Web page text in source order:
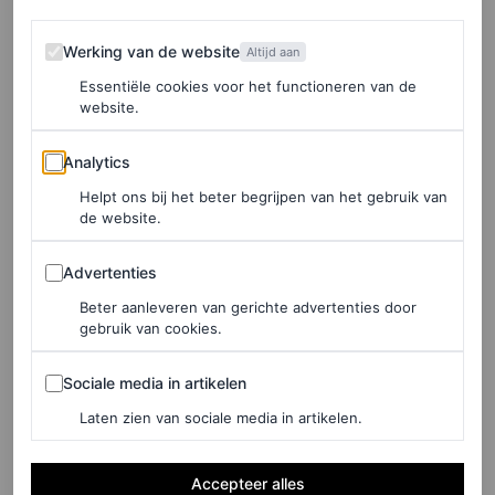
mond geregeld open wanneer Misiedjan háár verhalen
vertelt. De twee kennen elkaar goed: De Vries tekende bij
managementbureau A Million Faces, waarvan Misiedjan
mede-eigenaar is. Vandaag zitten ze hier niet als
collega’s, maar als vrienden en mediamakers die zich
inzetten voor mensenrechten en tegen discriminatie.
LEES OOK
Mode was altijd al politiek, maar het
activisme is zichtbaarder dan ooit
LOIS LAVERNE
Uitspreken tegen onrecht
Werking van de website
Werking van de website Altijd aan
Essentiële cookies voor het functioneren van de
website.
Analytics
Analytics
Helpt ons bij het beter begrijpen van het gebruik van
de website.
Advertenties
Advertenties
Beter aanleveren van gerichte advertenties door
gebruik van cookies.
Sociale media in artikelen
Sociale media in artikelen
Laten zien van sociale media in artikelen.
Accepteer alles